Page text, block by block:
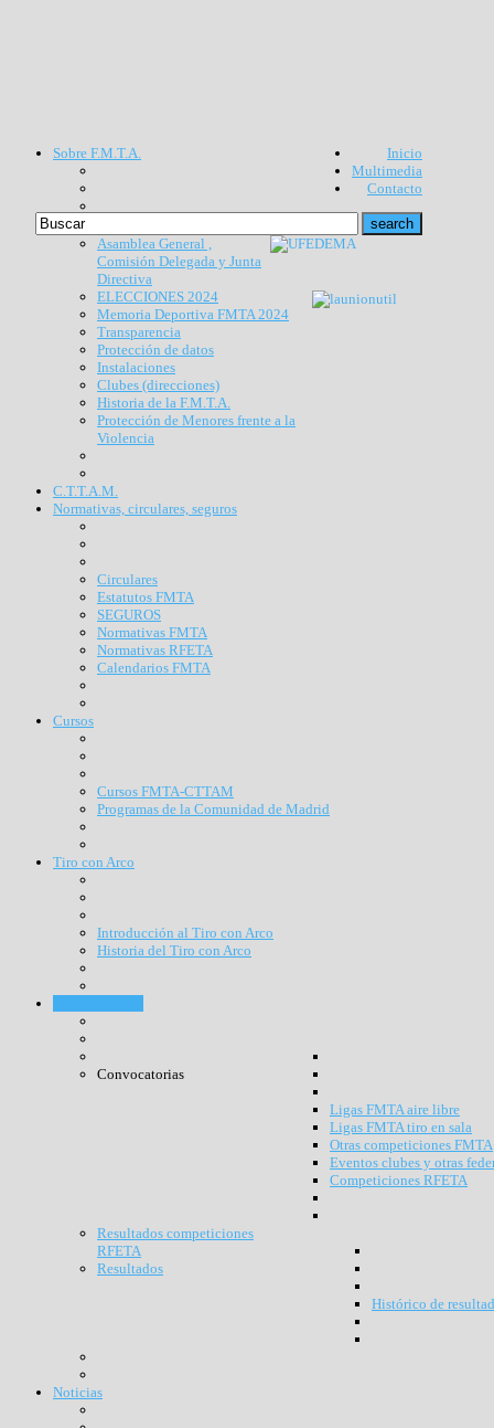
Inicio
Multimedia
Contacto
Sobre F.M.T.A.
Asamblea General ,
Comisión Delegada y Junta
Directiva
ELECCIONES 2024
Memoria Deportiva FMTA 2024
Transparencia
Protección de datos
Instalaciones
Clubes (direcciones)
Historia de la F.M.T.A.
Protección de Menores frente a la
Violencia
C.T.T.A.M.
Normativas, circulares, seguros
Circulares
Estatutos FMTA
SEGUROS
Normativas FMTA
Normativas RFETA
Calendarios FMTA
Cursos
Cursos FMTA-CTTAM
Programas de la Comunidad de Madrid
Tiro con Arco
Introducción al Tiro con Arco
Historia del Tiro con Arco
Convocatorias
Ligas FMTA aire libre
Ligas FMTA tiro en sala
Otras competiciones FMTA
Eventos clubes y otras
Competiciones RFETA
Resultados competiciones
RFETA
Resultados
Histórico de
Noticias